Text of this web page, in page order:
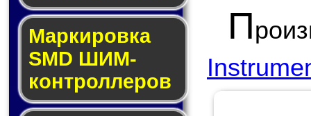
Маркировка
SMD ШИМ-
кон­трол­ле­ров
П